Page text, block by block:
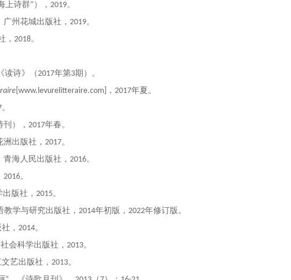
诗群”）， 2019。
州花城出版社， 2019。
， 2018。
读诗》（2017年第3期）。
[www.levurelitteraire.com] ， 2017年夏。
。
）， 2017年春。
洲出版社 ， 2017。
海人民出版社， 2016。
2016。
出版社 ， 2015。
教学与研究出版社， 2014年初版， 2022年修订版。
， 2014。
会科学出版社， 2013。
艺出版社， 2013。